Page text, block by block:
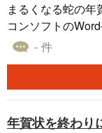
まるくなる蛇の
コンソフトの
どで、挨拶文、
ハガキ、フライ
正月、年末年始、
- 件
年賀状を終わ